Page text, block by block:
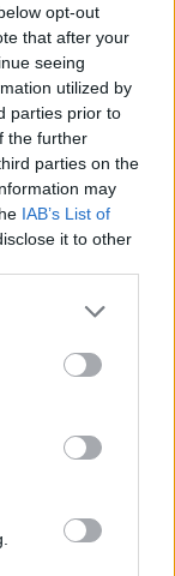
opt-out
that after your
seeing
utilized by
parties prior to
the further
parties on the
may
IAB’s List of
it to other
στη
στην Ιαπωνία:
τα σώματά
ώρα του